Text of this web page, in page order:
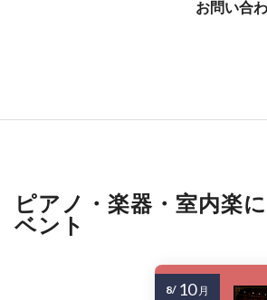
お問い合
ピアノ・楽器・室内楽
ベント
8/ 10 月